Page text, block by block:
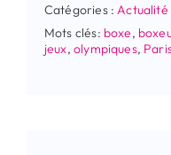
Catégories : Actualité
Mots clés: boxe,
jeux,olympiques,